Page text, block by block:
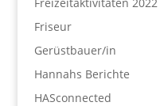
Friseur
Gerüstbauer/in
Hannahs Berichte
HASconnected